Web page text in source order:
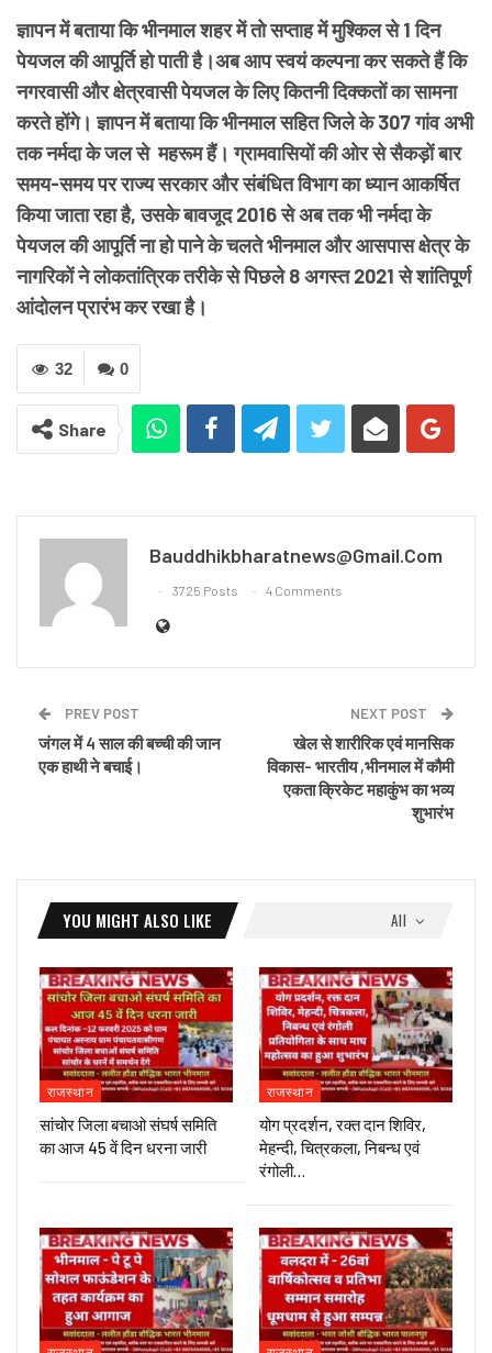
ज्ञापन में बताया कि भीनमाल शहर में तो सप्ताह में मुश्किल से 1 दिन
पेयजल की आपूर्ति हो पाती है।अब आप स्वयं कल्पना कर सकते हैं कि
नगरवासी और क्षेत्रवासी पेयजल के लिए कितनी दिक्कतों का सामना
करते होंगे। ज्ञापन में बताया कि भीनमाल सहित जिले के 307 गांव अभी
तक नर्मदा के जल से महरूम हैं। ग्रामवासियों की ओर से सैकड़ों बार
समय-समय पर राज्य सरकार और संबंधित विभाग का ध्यान आकर्षित
किया जाता रहा है, उसके बावजूद 2016 से अब तक भी नर्मदा के
पेयजल की आपूर्ति ना हो पाने के चलते भीनमाल और आसपास क्षेत्र के
नागरिकों ने लोकतांत्रिक तरीके से पिछले 8 अगस्त 2021 से शांतिपूर्ण
आंदोलन प्रारंभ कर रखा है।
0
32
Share
Bauddhikbharatnews@gmail.com
3725 Posts 4 Comments
PREV POST
जंगल में 4 साल की बच्ची की जान
एक हाथी ने बचाई।
NEXT POST
खेल से शारीरिक एवं मानसिक
विकास- भारतीय ,भीनमाल में कौमी
एकता क्रिकेट महाकुंभ का भव्य
शुभारंभ
All
YOU MIGHT ALSO LIKE
राजस्थान
सांचोर जिला बचाओ संघर्ष समिति
का आज 45 वें दिन धरना जारी
राजस्थान
योग प्रदर्शन, रक्त दान शिविर,
मेहन्दी, चित्रकला, निबन्ध एवं
रंगोली…